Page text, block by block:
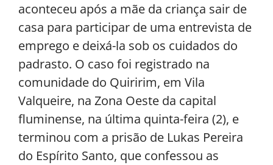
aconteceu após a mãe da criança sair de
casa para participar de uma entrevista de
emprego e deixá-la sob os cuidados do
padrasto. O caso foi registrado na
comunidade do Quiririm, em Vila
Valqueire, na Zona Oeste da capital
fluminense, na última quinta-feira (2), e
terminou com a prisão de Lukas Pereira
do Espírito Santo, que confessou as